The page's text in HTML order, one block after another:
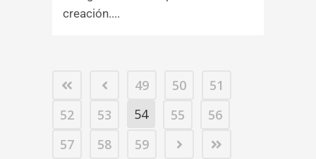
creación....
49 50
51
52
53 54 55
56
57
58 59